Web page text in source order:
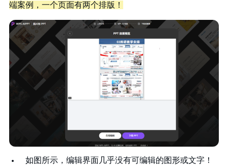
端案例，一个页面有两个排版！
如图所示，编辑界面几乎没有可编辑的图形或文字！